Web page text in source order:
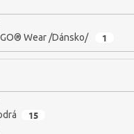
Wear /Dánsko/ 1
15